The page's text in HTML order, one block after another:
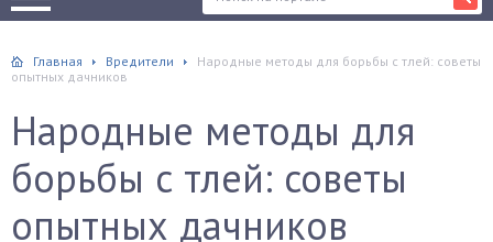
Главная Вредители
Народные методы для борьбы с тлей: советы
опытных дачников
Народные методы для
борьбы с тлей: советы
опытных дачников